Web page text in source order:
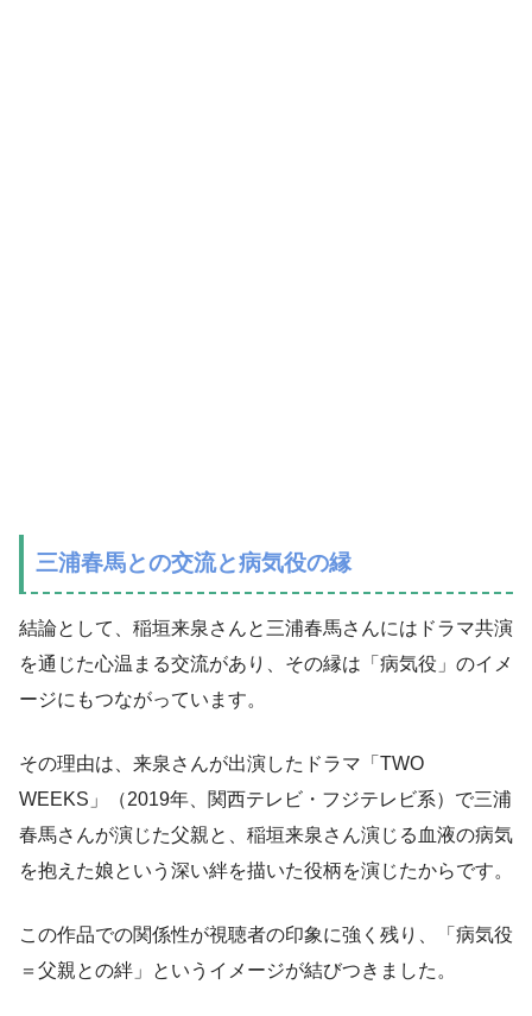
三浦春馬との交流と病気役の縁
結論として、稲垣来泉さんと三浦春馬さんにはドラマ共演
を通じた心温まる交流があり、その縁は「病気役」のイメ
ージにもつながっています。
その理由は、来泉さんが出演したドラマ「TWO
WEEKS」（2019年、関西テレビ・フジテレビ系）で三浦
春馬さんが演じた父親と、稲垣来泉さん演じる血液の病気
を抱えた娘という深い絆を描いた役柄を演じたからです。
この作品での関係性が視聴者の印象に強く残り、「病気役
＝父親との絆」というイメージが結びつきました。